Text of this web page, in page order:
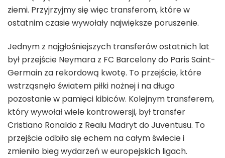
ziemi. Przyjrzyjmy się więc transferom, które w
ostatnim czasie wywołały największe poruszenie.
Jednym z najgłośniejszych transferów ostatnich lat
był przejście Neymara z FC Barcelony do Paris Saint-
Germain za rekordową kwotę. To przejście, które
wstrząsnęło światem piłki nożnej i na długo
pozostanie w pamięci kibiców. Kolejnym transferem,
który wywołał wiele kontrowersji, był transfer
Cristiano Ronaldo z Realu Madryt do Juventusu. To
przejście odbiło się echem na całym świecie i
zmieniło bieg wydarzeń w europejskich ligach.